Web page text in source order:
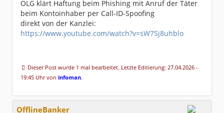
OLG klärt Haftung beim Phishing mit Anruf der Täter
beim Kontoinhaber per Call-ID-Spoofing
direkt von der Kanzlei:
https://www.youtube.com/watch?v=sW7Sj8uhblo
Dieser Post wurde 1 mal bearbeitet. Letzte Editierung: 27.04.2026 -
19:45 Uhr von infoman.
OfflineBanker